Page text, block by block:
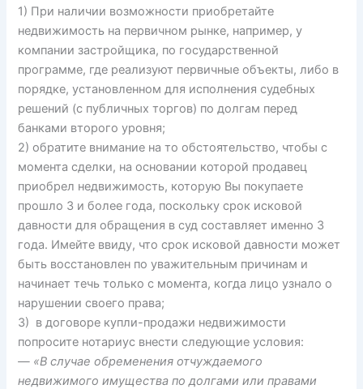
1) При наличии возможности приобретайте
недвижимость на первичном рынке, например, у
компании застройщика, по государственной
программе, где реализуют первичные объекты, либо в
порядке, установленном для исполнения судебных
решений (с публичных торгов) по долгам перед
банками второго уровня;
2) обратите внимание на то обстоятельство, чтобы с
момента сделки, на основании которой продавец
приобрел недвижимость, которую Вы покупаете
прошло 3 и более года, поскольку срок исковой
давности для обращения в суд составляет именно 3
года. Имейте ввиду, что срок исковой давности может
быть восстановлен по уважительным причинам и
начинает течь только с момента, когда лицо узнало о
нарушении своего права;
3) в договоре купли-продажи недвижимости
попросите нотариус внести следующие условия:
— «В случае обременения отчуждаемого
недвижимого имущества по долгами или правами